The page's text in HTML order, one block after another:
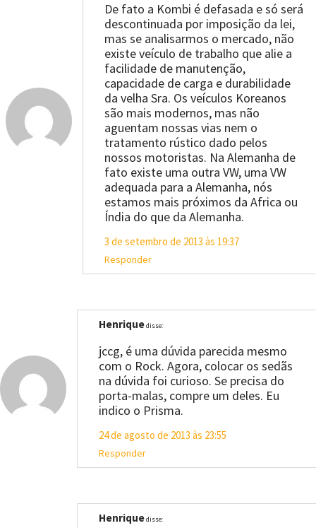
De fato a Kombi é defasada e só será
descontinuada por imposição da lei,
mas se analisarmos o mercado, não
existe veículo de trabalho que alie a
facilidade de manutenção,
capacidade de carga e durabilidade
da velha Sra. Os veículos Koreanos
são mais modernos, mas não
aguentam nossas vias nem o
tratamento rústico dado pelos
nossos motoristas. Na Alemanha de
fato existe uma outra VW, uma VW
adequada para a Alemanha, nós
estamos mais próximos da Africa ou
Índia do que da Alemanha.
3 de setembro de 2013 às 19:37
Responder
Henriquedisse:
jccg, é uma dúvida parecida mesmo
com o Rock. Agora, colocar os sedãs
na dúvida foi curioso. Se precisa do
porta-malas, compre um deles. Eu
indico o Prisma.
24 de agosto de 2013 às 23:55
Responder
Henriquedisse: